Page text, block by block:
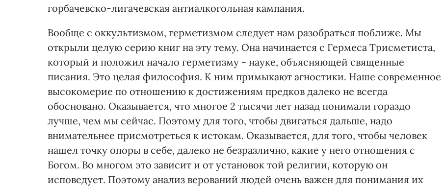
горбачевско-лигачевская антиалкогольная кампания.
Вообще с оккультизмом, герметизмом следует нам разобраться поближе. Мы
открыли целую серию книг на эту тему. Она начинается с Гермеса Трисметиста,
который и положил начало герметизму - науке, объясняющей священные
писания. Это целая философия. К ним примыкают агностики. Наше современное
высокомерие по отношению к достижениям предков далеко не всегда
обосновано. Оказывается, что многое 2 тысячи лет назад понимали гораздо
лучше, чем мы сейчас. Поэтому для того, чтобы двигаться дальше, надо
внимательнее присмотреться к истокам. Оказывается, для того, чтобы человек
нашел точку опоры в себе, далеко не безразлично, какие у него отношения с
Богом. Во многом это зависит и от установок той религии, которую он
исповедует. Поэтому анализ верований людей очень важен для понимания их